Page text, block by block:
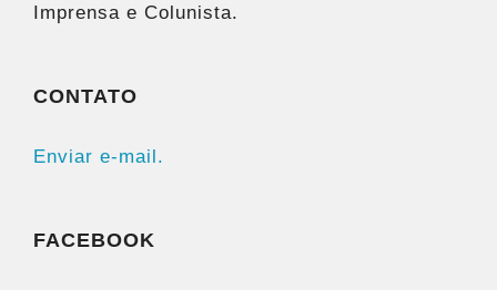
Imprensa e Colunista.
CONTATO
Enviar e-mail.
FACEBOOK